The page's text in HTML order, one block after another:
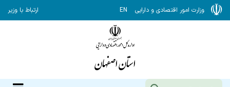
وزارت امور اقتصادی و دارایی EN ارتباط با وزیر